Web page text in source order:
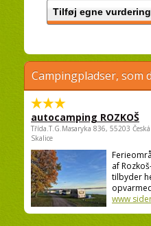
Tilføj egne vurdering
Campingpladser, som
autocamping ROZKOŠ
Třída.T.G.Masaryka 836, 55203 Česká
Skalice
af
tilbyder
www